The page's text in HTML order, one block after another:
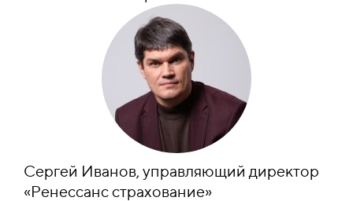
Сергей Иванов, управляющий директор
«Ренессанс страхование»